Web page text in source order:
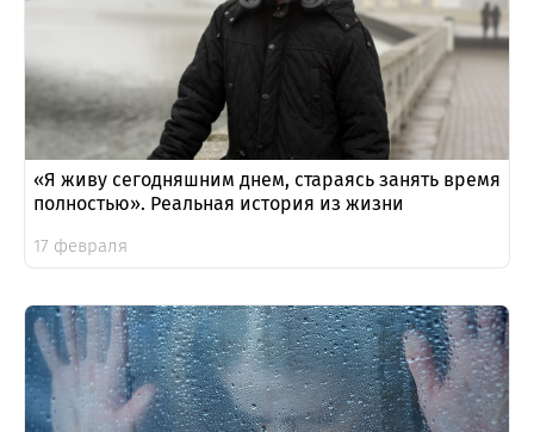
«Я живу сегодняшним днем, стараясь занять время
полностью». Реальная история из жизни
17 февраля